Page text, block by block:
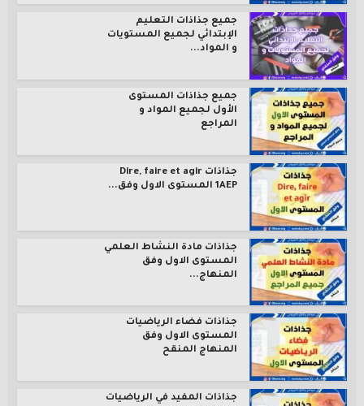
جميع جذاذات التعليم
الإبتدائي لجميع المستويات
و المواد...
جميع جذاذات المستوى
الأول لجميع المواد و
المراجع
جذاذات Dire, faire et agir
1AEP المستوى الاول وفق...
جذاذات مادة النشاط العلمي
المستوى الاول وفق
المنهاج...
جذاذات فضاء الرياضيات
المستوى الاول وفق
المنهاج المنقح
جذاذات المفيد في الرياضيات